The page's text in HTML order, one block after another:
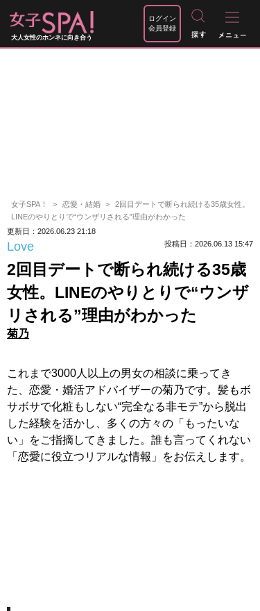
大人女性のホンネに向き合う
ログイン
会員登録
女子SPA！ 恋愛・結婚
2回目デートで断られ続ける35歳女性。
LINEのやりとりで“ウンザリされる”理由がわかった
更新日：2026.06.23 21:18
Love 投稿日：2026.06.13 15:47
2回目デートで断られ続ける35歳
女性。LINEのやりとりで“ウンザ
リされる”理由がわかった
菊乃
これまで3000人以上の男女の相談に乗ってき
た、恋愛・婚活アドバイザーの菊乃です。髪もボ
サボサで化粧もしない“完全なる非モテ”から脱出
した経験を活かし、多くの方々の「もったいな
い」をご指摘してきました。誰も言ってくれない
「恋愛に役立つリアルな情報」をお伝えします。